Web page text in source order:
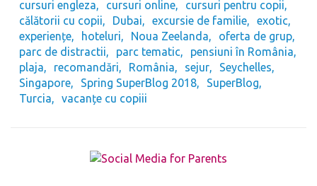
cursuri engleza
cursuri online
cursuri pentru copii
călătorii cu copii
Dubai excursie de familie
exotic
experiențe
hoteluri Noua Zeelanda
oferta de grup
parc de distractii
parc tematic
pensiuni în România
plaja
recomandări România sejur
Seychelles
Singapore
Spring SuperBlog 2018
SuperBlog
Turcia
vacanțe cu copiii